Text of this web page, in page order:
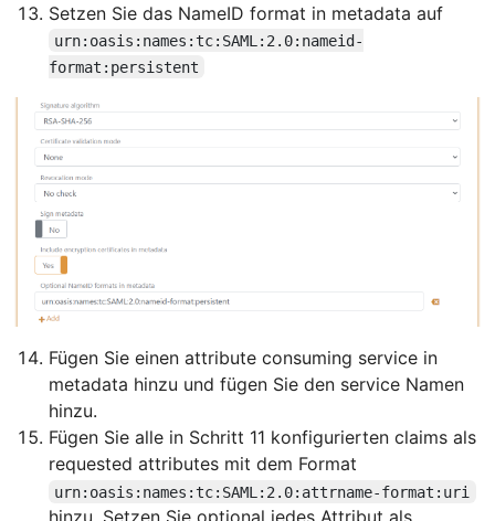
Setzen Sie das NameID format in metadata auf
urn:oasis:names:tc:SAML:2.0:nameid-
format:persistent
Fügen Sie einen attribute consuming service in
metadata hinzu und fügen Sie den service Namen
hinzu.
Fügen Sie alle in Schritt 11 konfigurierten claims als
requested attributes mit dem Format
urn:oasis:names:tc:SAML:2.0:attrname-format:uri